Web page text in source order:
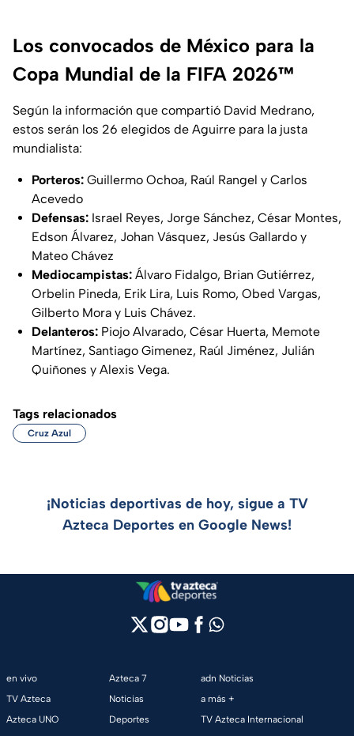
Los convocados de México para la
Copa Mundial de la FIFA 2026™
Según la información que compartió David Medrano,
estos serán los 26 elegidos de Aguirre para la justa
mundialista:
Porteros: Guillermo Ochoa, Raúl Rangel y Carlos
Acevedo
Defensas: Israel Reyes, Jorge Sánchez, César Montes,
Edson Álvarez, Johan Vásquez, Jesús Gallardo y
Mateo Chávez
Mediocampistas: Álvaro Fidalgo, Brian Gutiérrez,
Orbelin Pineda, Erik Lira, Luis Romo, Obed Vargas,
Gilberto Mora y Luis Chávez.
Delanteros: Piojo Alvarado, César Huerta, Memote
Martínez, Santiago Gimenez, Raúl Jiménez, Julián
Quiñones y Alexis Vega.
Tags relacionados
Cruz Azul
¡Noticias deportivas de hoy, sigue a TV
Azteca Deportes en Google News!
en vivo
TV Azteca
Azteca UNO
Azteca 7
Noticias
Deportes
adn Noticias
a más +
TV Azteca Internacional